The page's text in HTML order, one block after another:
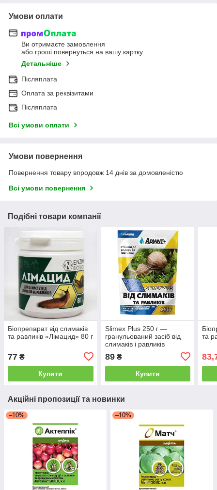
Умови оплати
Ви отримаєте замовлення
або гроші повернуться на вашу картку
Детальніше
Післяплата
Оплата за реквізитами
Післяплата
Всі умови оплати
Умови повернення
Повернення товару впродовж 14 днів за домовленістю
Всі умови повернення
Подібні товари компанії
Біопрепарат від слимаків
та равликів «Лімацид» 80 г
77 ₴
Купити
Slimex Plus 250 г —
гранульований засіб від
слимаків і равликів
89₴
Купити
та
Акційні пропозиції та новинки
–10% –10%